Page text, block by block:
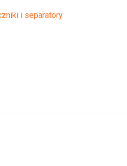
i separatory